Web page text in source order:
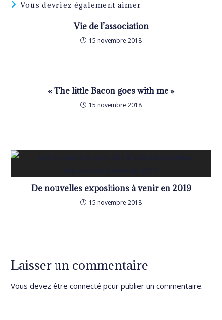
Vous devriez également aimer
Vie de l’association
15 novembre 2018
« The little Bacon goes with me »
15 novembre 2018
De nouvelles expositions à venir en 2019
15 novembre 2018
Laisser un commentaire
Vous devez êtreconnecté pour publier un commentaire.